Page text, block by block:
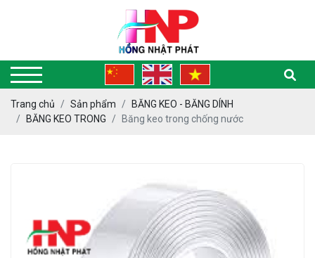
Trang chủ Sản phẩm
BĂNG KEO - BĂNG DÍNH
BĂNG KEO TRONG
Băng keo trong chống nước